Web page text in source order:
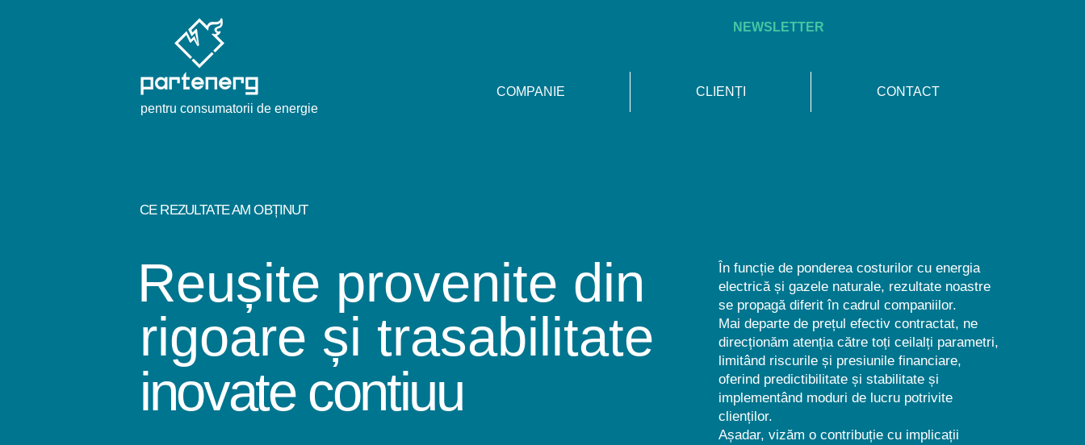
pentru consumatorii de energie
NEWSLETTER
COMPANIE CLIENȚI CONTACT
CE REZULTATE AM OBȚINUT
Reușite provenite din
rigoare și trasabilitate
inovate contiuu
În funcție de ponderea costurilor cu energia
electrică și gazele naturale, rezultate noastre
se propagă diferit în cadrul companiilor.
Mai departe de prețul efectiv contractat, ne
direcționăm atenția către toți ceilalți parametri,
limitând riscurile și presiunile financiare,
oferind predictibilitate și stabilitate și
implementând moduri de lucru potrivite
clienților.
Așadar, vizăm o contribuție cu implicații